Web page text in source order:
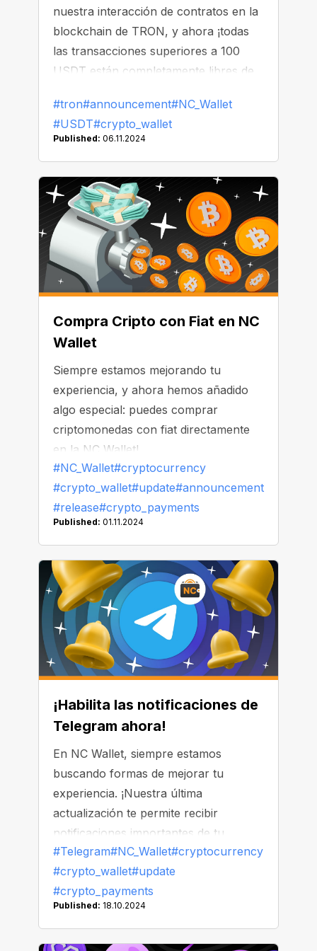
nuestra interacción de contratos en la
blockchain de TRON, y ahora ¡todas
las transacciones superiores a 100
USDT están completamente libres de
reducido las comisiones en
transacciones más pequeñas,
#tron#announcement#NC_Wallet
#USDT#crypto_wallet
Published: 06.11.2024
Compra Cripto con Fiat en NC
Wallet
Siempre estamos mejorando tu
experiencia, y ahora hemos añadido
algo especial: puedes comprar
criptomonedas con fiat directamente
en la NC Wallet!
#NC_Wallet#cryptocurrency
#crypto_wallet#update#announcement
#release#crypto_payments
Published: 01.11.2024
¡Habilita las notificaciones de
Telegram ahora!
En NC Wallet, siempre estamos
buscando formas de mejorar tu
experiencia. ¡Nuestra última
actualización te permite recibir
notificaciones importantes de tu
cuenta directamente a través de
Telegram!
#Telegram#NC_Wallet#cryptocurrency
#crypto_wallet#update
#crypto_payments
Published: 18.10.2024